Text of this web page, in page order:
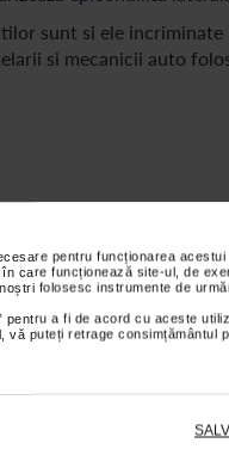
pentru funcționarea
care funcționează site-ul, de
folosesc instrumente de
pentru a fi de acord cu aceste
vă puteți retrage consimțământul
sunt si ele
si mecanicii auto
laterale care este
Durerea cu localizare
ce poate iradia
aparitia crepitatiilor
sensibilitatii si